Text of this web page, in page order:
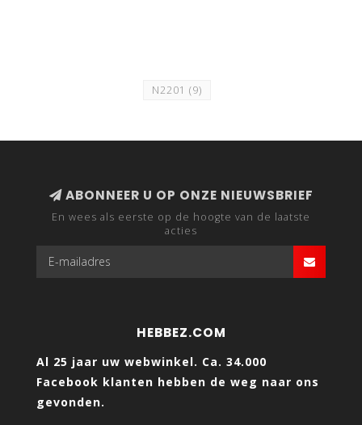
N2201 (9)
ABONNEER U OP ONZE NIEUWSBRIEF
En wees als eerste op de hoogte van de laatste
acties
HEBBEZ.COM
Al 25 jaar uw webwinkel. Ca. 34.000
Facebook klanten hebben de weg naar ons
gevonden.